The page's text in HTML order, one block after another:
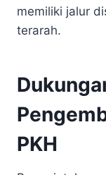
memiliki jalur
terarah.
PKH